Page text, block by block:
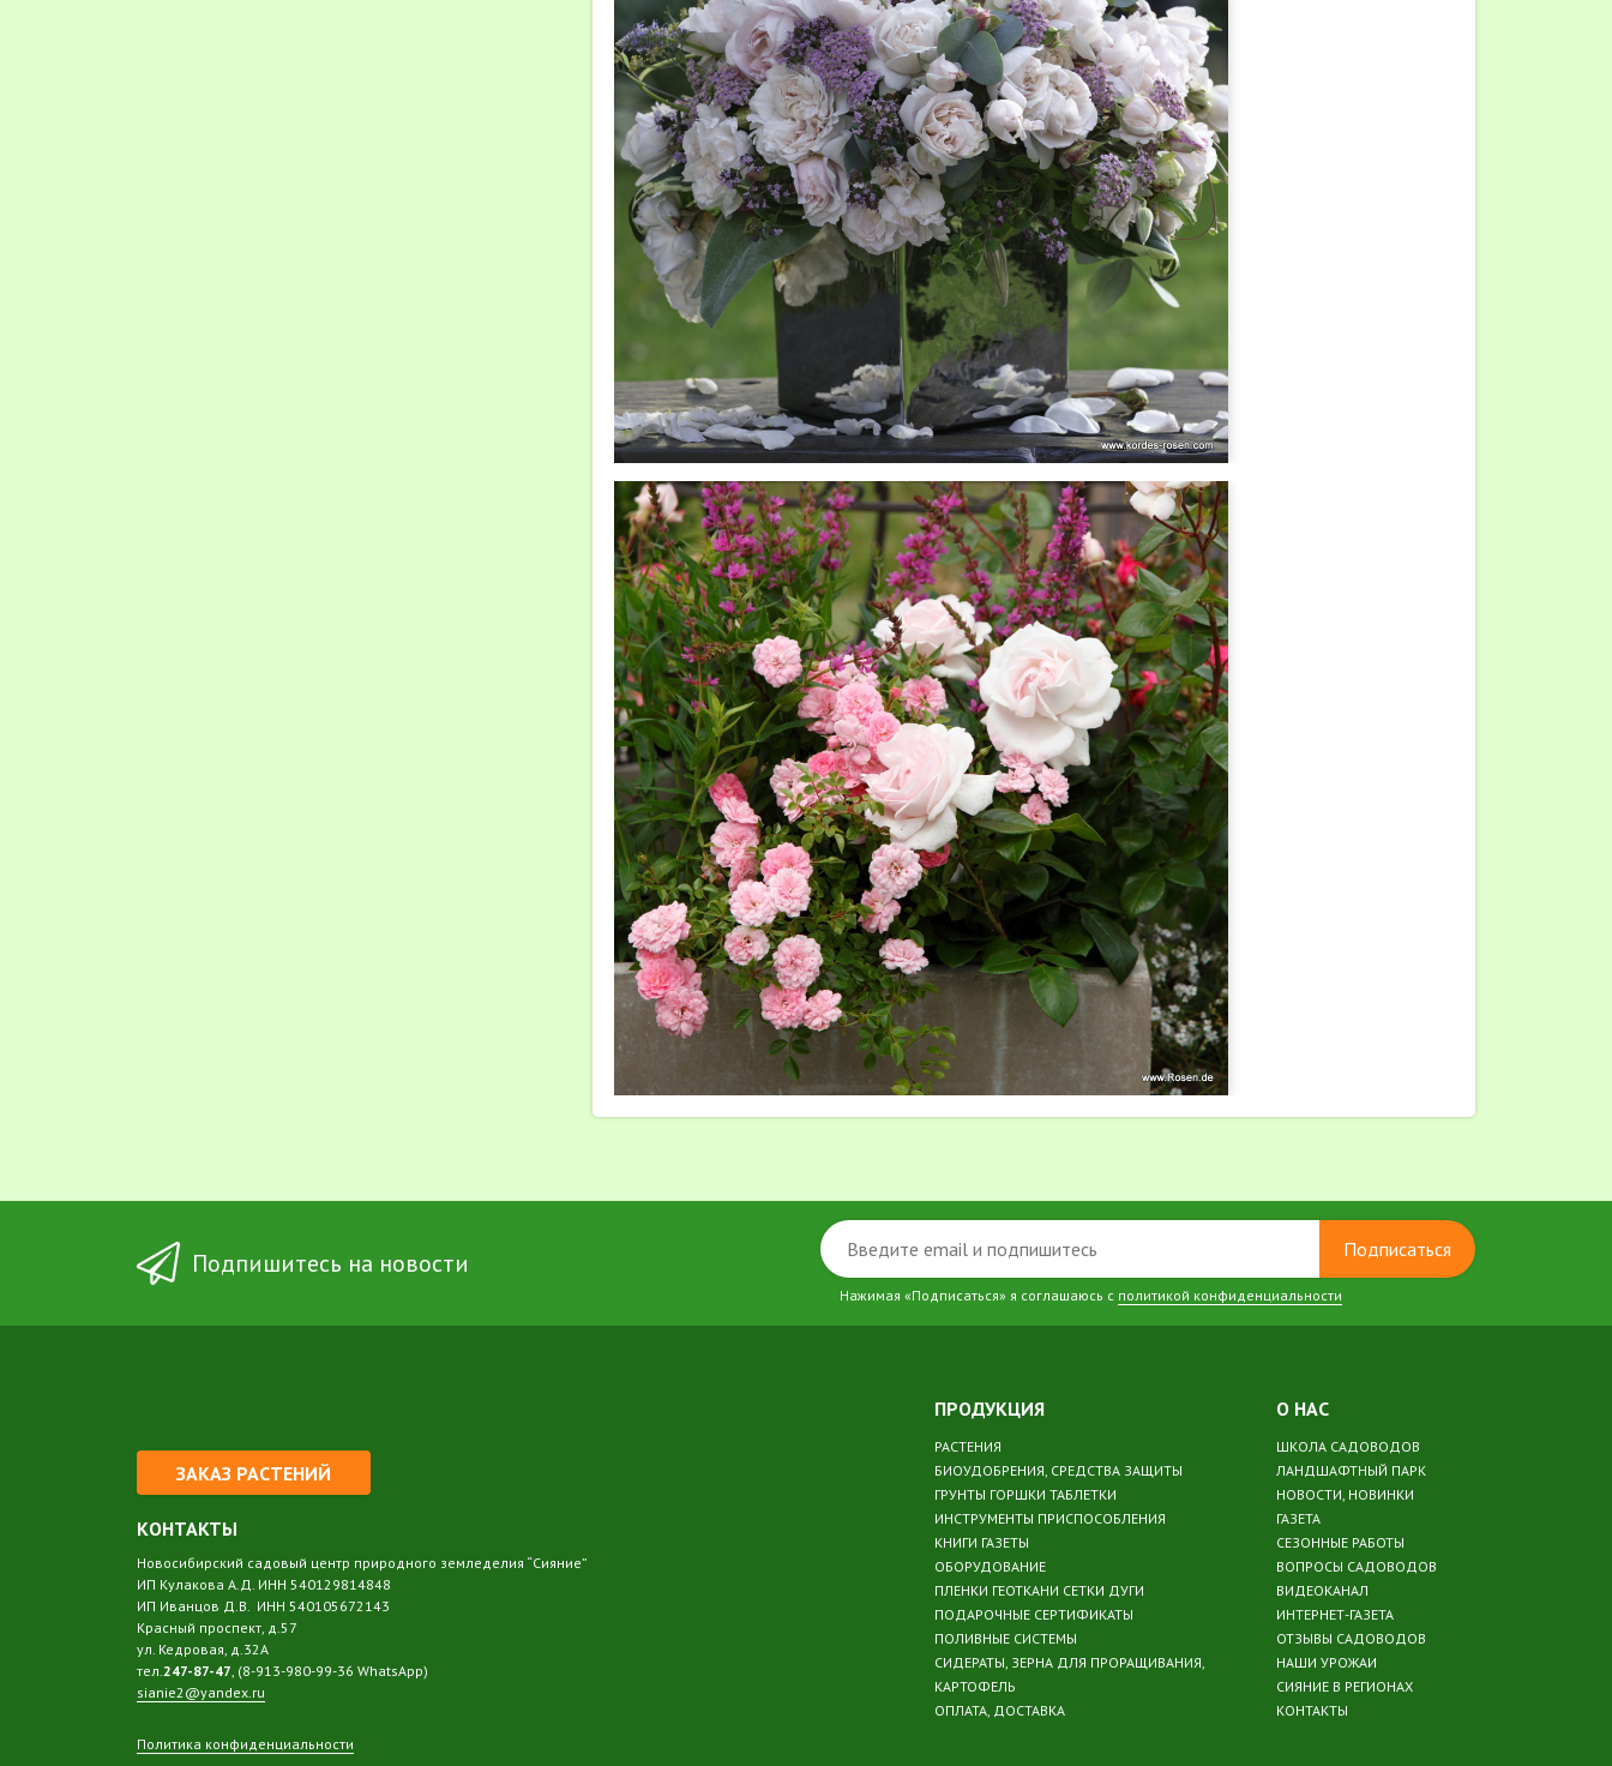
Подпишитесь на новости Подписаться
Нажимая «Подписаться» я соглашаюсь с политикой конфиденциальности
ЗАКАЗ РАСТЕНИЙ
КОНТАКТЫ
Новосибирский садовый центр природного земледелия “Сияние”
ИП Кулакова А.Д. ИНН 540129814848
ИП Иванцов Д.В. ИНН 540105672143
Красный проспект, д.57
ул. Кедровая, д.32А
тел.247-87-47, (8-913-980-99-36 WhatsApp)
sianie2@yandex.ru
Политика конфиденциальности
ПРОДУКЦИЯ
РАСТЕНИЯ
БИОУДОБРЕНИЯ, СРЕДСТВА ЗАЩИТЫ
ГРУНТЫ ГОРШКИ ТАБЛЕТКИ
ИНСТРУМЕНТЫ ПРИСПОСОБЛЕНИЯ
КНИГИ ГАЗЕТЫ
ОБОРУДОВАНИЕ
ПЛЕНКИ ГЕОТКАНИ СЕТКИ ДУГИ
ПОДАРОЧНЫЕ СЕРТИФИКАТЫ
ПОЛИВНЫЕ СИСТЕМЫ
СИДЕРАТЫ, ЗЕРНА ДЛЯ ПРОРАЩИВАНИЯ,
КАРТОФЕЛЬ
ОПЛАТА, ДОСТАВКА
О НАС
ШКОЛА САДОВОДОВ
ЛАНДШАФТНЫЙ ПАРК
НОВОСТИ, НОВИНКИ
ГАЗЕТА
СЕЗОННЫЕ РАБОТЫ
ВОПРОСЫ САДОВОДОВ
ВИДЕОКАНАЛ
ИНТЕРНЕТ-ГАЗЕТА
ОТЗЫВЫ САДОВОДОВ
НАШИ УРОЖАИ
СИЯНИЕ В РЕГИОНАХ
КОНТАКТЫ